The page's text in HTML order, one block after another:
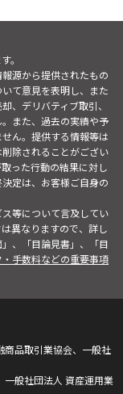
。
源から提供されたもの
て意見を表明し、また
、デリバティブ取引、
また、過去の実績や予
ん。提供する情報等は
除されることがござい
った行動の結果に対し
定は、お客様ご自身の
等について言及してい
異なりますので、詳し
、「目論見書」、「目
・手数料などの重要事項
商品取引業協会、一般社
一般社団法人 資産運用業